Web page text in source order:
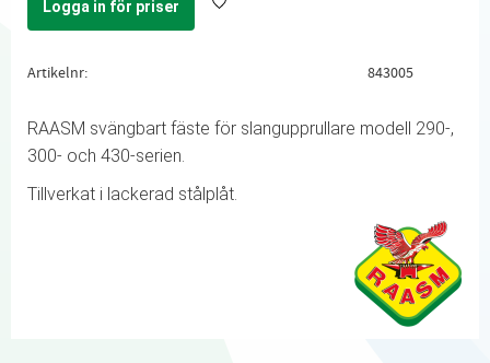
Logga in för priser Lägg till i favoriter
Artikelnr 843005
RAASM svängbart fäste för slangupprullare modell 290-,
300- och 430-serien.
Tillverkat i lackerad stålplåt.